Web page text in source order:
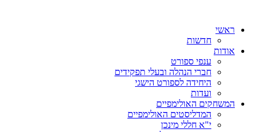
ראשי
חדשות
אודות
ענפי ספורט
חברי הנהלה ובעלי תפקידים
היחידה לספורט הישגי
ועדות
המשחקים האולימפיים
המדליסטים האולימפיים
י"א חללי מינכן